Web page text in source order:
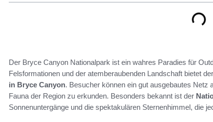
Der Bryce Canyon Nationalpark ist ein wahres Paradies für
Felsformationen und der atemberaubenden Landschaft bietet
in Bryce Canyon. Besucher können ein gut ausgebautes Netz
Fauna der Region zu erkunden. Besonders bekannt ist der
Sonnenuntergänge und die spektakulären Sternenhimmel, die